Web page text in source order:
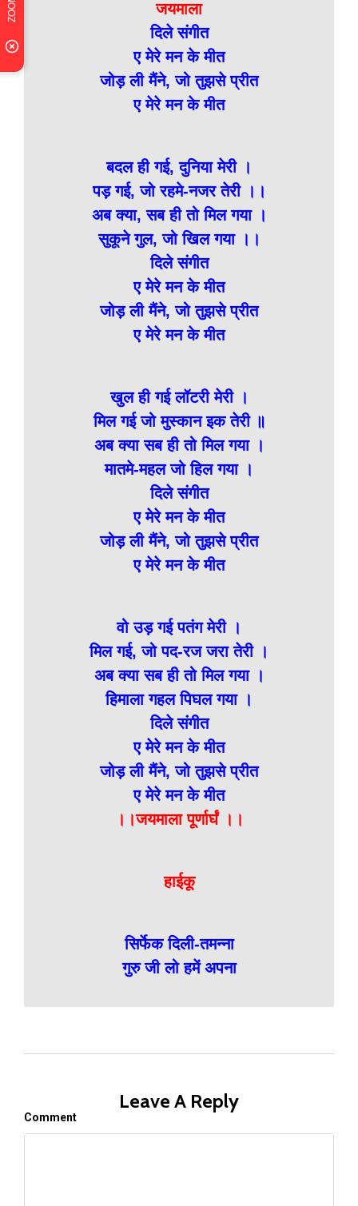
जयमाला
दिले संगीत
ए मेरे मन के मीत
जोड़ ली मैंने, जो तुझसे प्रीत
ए मेरे मन के मीत
बदल ही गई, दुनिया मेरी ।
पड़ गई, जो रहमे-नजर तेरी ।।
अब क्या, सब ही तो मिल गया ।
सुकूने गुल, जो खिल गया ।।
दिले संगीत
ए मेरे मन के मीत
जोड़ ली मैंने, जो तुझसे प्रीत
ए मेरे मन के मीत
खुल ही गई लॉटरी मेरी ।
मिल गई जो मुस्कान इक तेरी ॥
अब क्या सब ही तो मिल गया ।
मातमे-महल जो हिल गया ।
दिले संगीत
ए मेरे मन के मीत
जोड़ ली मैंने, जो तुझसे प्रीत
ए मेरे मन के मीत
वो उड़ गई पतंग मेरी ।
मिल गई, जो पद-रज जरा तेरी ।
अब क्या सब ही तो मिल गया ।
हिमाला गहल पिघल गया ।
दिले संगीत
ए मेरे मन के मीत
जोड़ ली मैंने, जो तुझसे प्रीत
ए मेरे मन के मीत
।।जयमाला पूर्णार्घं ।।
हाईकू
सिर्फेक दिली-तमन्ना
गुरु जी लो हमें अपना
Leave A Reply
Comment